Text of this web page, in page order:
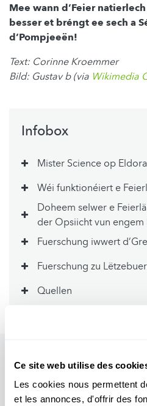
Ce site web utilise des
Les cookies nous permettent
et les annonces, d'offrir des
Mee wann d’Feier
besser et bréngt ee sech a
d’Pompjeeën!
Text: Corinne Kroemmer
Bild: Gustav b (via Wikimedia
Infobox
Mister Science op
Wéi funktionéiert e
Doheem selwer e
der Opsiicht vun engem
Fuerschung iwwert
Fuerschung zu
Quellen